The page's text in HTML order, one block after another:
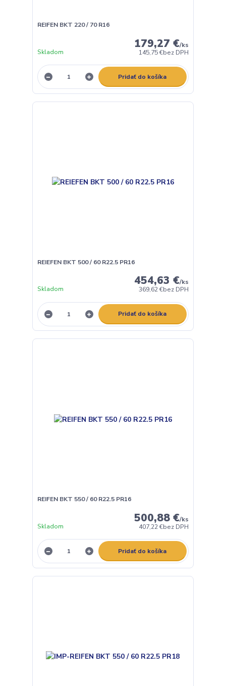
REIFEN BKT 220 / 70 R16
179,27 €/ks
145,75 €bez DPH
Skladom
Pridať do košíka
REIEFEN BKT 500 / 60 R22.5 PR16
454,63 €/ks
369,62 €bez DPH
Skladom
Pridať do košíka
REIFEN BKT 550 / 60 R22.5 PR16
500,88 €/ks
407,22 €bez DPH
Skladom
Pridať do košíka